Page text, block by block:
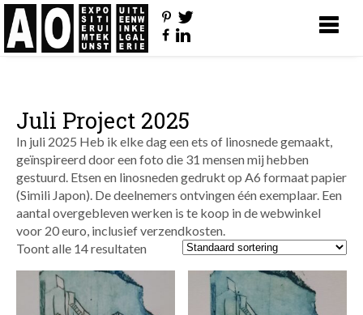
Juli Project 2025
In juli 2025 Heb ik elke dag een ets of linosnede gemaakt,
geïnspireerd door een foto die 31 mensen mij hebben
gestuurd. Etsen en linosneden gedrukt op A6 formaat papier
(Simili Japon). De deelnemers ontvingen één exemplaar. Een
aantal overgebleven werken is te koop in de webwinkel
voor 20 euro, inclusief verzendkosten.
Toont alle 14 resultaten